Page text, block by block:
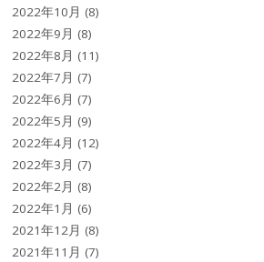
2022年10月 (8)
2022年9月 (8)
2022年8月 (11)
2022年7月 (7)
2022年6月 (7)
2022年5月 (9)
2022年4月 (12)
2022年3月 (7)
2022年2月 (8)
2022年1月 (6)
2021年12月 (8)
2021年11月 (7)